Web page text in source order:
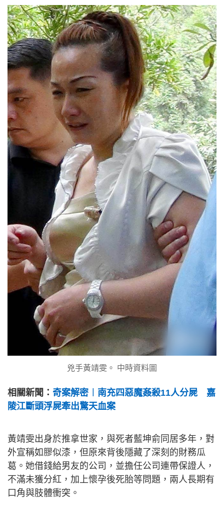
兇手黃靖雯。 中時資料圖
相關新聞： 奇案解密︱南充四惡魔姦殺11人分屍 嘉
陵江斷頭浮屍牽出驚天血案
黃靖雯出身於推拿世家，與死者藍坤俞同居多年，對
外宣稱如膠似漆，但原來背後隱藏了深刻的財務瓜
葛。她借錢給男友的公司，並擔任公司連帶保證人，
不滿未獲分紅，加上懷孕後死胎等問題，兩人長期有
口角與肢體衝突。